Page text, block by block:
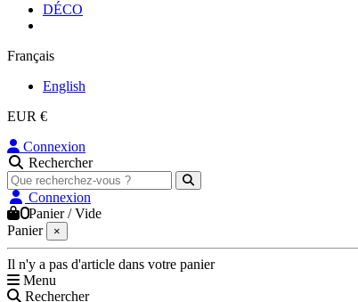
DÉCO
Français
English
EUR €
Connexion
Rechercher
Connexion
0Panier /Vide
Panier
×
Il n'y a pas d'article dans votre panier
Menu
Rechercher